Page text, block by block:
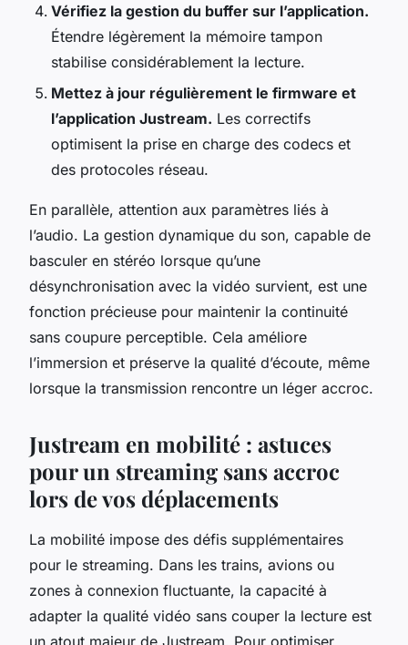
Vérifiez la gestion du buffer sur l’application.
Étendre légèrement la mémoire tampon
stabilise considérablement la lecture.
Mettez à jour régulièrement le firmware et
l’application Justream. Les correctifs
optimisent la prise en charge des codecs et
des protocoles réseau.
En parallèle, attention aux paramètres liés à
l’audio. La gestion dynamique du son, capable de
basculer en stéréo lorsque qu’une
désynchronisation avec la vidéo survient, est une
fonction précieuse pour maintenir la continuité
sans coupure perceptible. Cela améliore
l’immersion et préserve la qualité d’écoute, même
lorsque la transmission rencontre un léger accroc.
Justream en mobilité : astuces
pour un streaming sans accroc
lors de vos déplacements
La mobilité impose des défis supplémentaires
pour le streaming. Dans les trains, avions ou
zones à connexion fluctuante, la capacité à
adapter la qualité vidéo sans couper la lecture est